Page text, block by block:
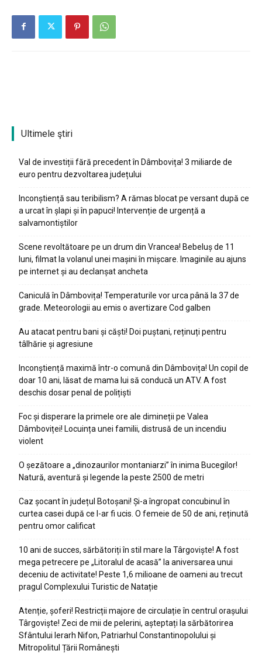
Ultimele ştiri
Val de investiții fără precedent în Dâmbovița! 3 miliarde de
euro pentru dezvoltarea județului
Inconștiență sau teribilism? A rămas blocat pe versant după ce
a urcat în șlapi și în papuci! Intervenție de urgență a
salvamontiștilor
Scene revoltătoare pe un drum din Vrancea! Bebeluș de 11
luni, filmat la volanul unei mașini în mișcare. Imaginile au ajuns
pe internet și au declanșat ancheta
Caniculă în Dâmbovița! Temperaturile vor urca până la 37 de
grade. Meteorologii au emis o avertizare Cod galben
Au atacat pentru bani și căști! Doi puștani, reținuți pentru
tâlhărie și agresiune
Inconștiență maximă într-o comună din Dâmbovița! Un copil de
doar 10 ani, lăsat de mama lui să conducă un ATV. A fost
deschis dosar penal de polițiști
Foc și disperare la primele ore ale dimineții pe Valea
Dâmboviței! Locuința unei familii, distrusă de un incendiu
violent
O șezătoare a „dinozaurilor montaniarzi” în inima Bucegilor!
Natură, aventură și legende la peste 2500 de metri
Caz șocant în județul Botoșani! Și-a îngropat concubinul în
curtea casei după ce l-ar fi ucis. O femeie de 50 de ani, reținută
pentru omor calificat
10 ani de succes, sărbătoriți în stil mare la Târgoviște! A fost
mega petrecere pe „Litoralul de acasă” la aniversarea unui
deceniu de activitate! Peste 1,6 milioane de oameni au trecut
pragul Complexului Turistic de Natație
Atenție, șoferi! Restricții majore de circulație în centrul orașului
Târgoviște! Zeci de mii de pelerini, așteptați la sărbătorirea
Sfântului Ierarh Nifon, Patriarhul Constantinopolului și
Mitropolitul Țării Românești